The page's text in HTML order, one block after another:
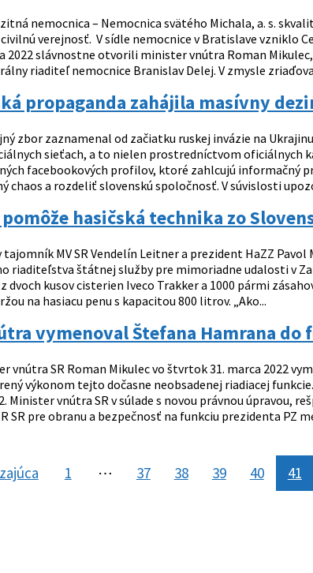
nemocnica – Nemocnica svätého Michala, a. s.
verejnosť. V sídle nemocnice v Bratislave
2022 slávnostne otvorili minister vnútra Roman
riaditeľ nemocnice Branislav Delej. V zmysle
propaganda zahájila masívny
zbor zaznamenal od začiatku ruskej invázie na
sieťach, a to nielen prostredníctvom
facebookových profilov, ktoré zahlcujú informačný
chaos a rozdeliť slovenskú spoločnosť. V súvislosti
hasičská technika zo
MV SR Vendelín Leitner a prezident HaZZ
riaditeľstva štátnej služby pre mimoriadne udalosti v
dvoch kusov cisterien Iveco Trakker a 1000 pármi
na hasiacu penu s kapacitou 800 litrov. „Ako...
vymenoval Štefana Hamrana
vnútra SR Roman Mikulec vo štvrtok 31. marca 2022
výkonom tejto dočasne neobsadenej riadiacej
Minister vnútra SR v súlade s novou právnou úpravou,
SR pre obranu a bezpečnosť na funkciu prezidenta PZ
stránka
1 ⋯ 37 38 39 40 41